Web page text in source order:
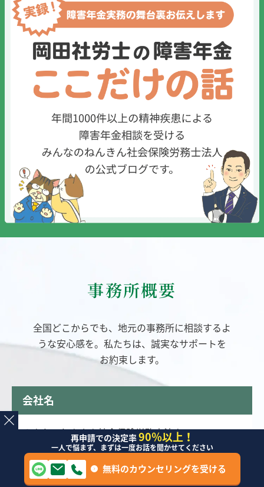
事務所概要
全国どこからでも、地元の事務所に相談するよ
うな安心感を。 私たちは、誠実なサポートを
お約束します。
会社名
みんなのねんきん社会保険労務士法人
設立
再申請での決定率90％以上！
一人で悩まず、まずは一度お話を聞かせてください
無料のカウンセリングを受ける